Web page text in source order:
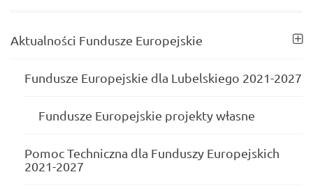
Aktualności Fundusze Europejskie
Fundusze Europejskie dla Lubelskiego 2021-2027
Fundusze Europejskie projekty własne
Pomoc Techniczna dla Funduszy Europejskich
2021-2027